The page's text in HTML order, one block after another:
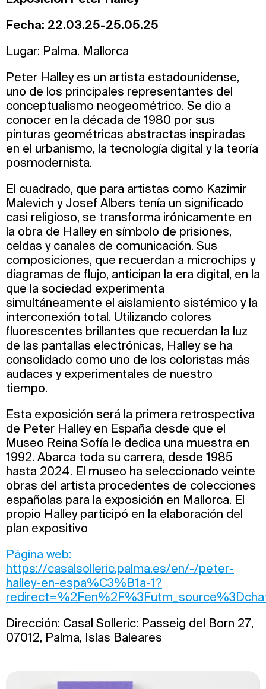
Fecha: 22.03.25-25.05.25
Lugar: Palma. Mallorca
Peter Halley es un artista estadounidense,
uno de los principales representantes del
conceptualismo neogeométrico. Se dio a
conocer en la década de 1980 por sus
pinturas geométricas abstractas inspiradas
en el urbanismo, la tecnología digital y la teoría
posmodernista.
El cuadrado, que para artistas como Kazimir
Malevich y Josef Albers tenía un significado
casi religioso, se transforma irónicamente en
la obra de Halley en símbolo de prisiones,
celdas y canales de comunicación. Sus
composiciones, que recuerdan a microchips y
diagramas de flujo, anticipan la era digital, en la
que la sociedad experimenta
simultáneamente el aislamiento sistémico y la
interconexión total. Utilizando colores
fluorescentes brillantes que recuerdan la luz
de las pantallas electrónicas, Halley se ha
consolidado como uno de los coloristas más
audaces y experimentales de nuestro
tiempo.
Esta exposición será la primera retrospectiva
de Peter Halley en España desde que el
Museo Reina Sofía le dedica una muestra en
1992. Abarca toda su carrera, desde 1985
hasta 2024. El museo ha seleccionado veinte
obras del artista procedentes de colecciones
españolas para la exposición en Mallorca. El
propio Halley participó en la elaboración del
plan expositivo
Página web:
https://casalsolleric.palma.es/en/-/peter-
halley-en-espa%C3%B1a-1?
Dirección: Casal Solleric: Passeig del Born 27,
07012, Palma, Islas Baleares